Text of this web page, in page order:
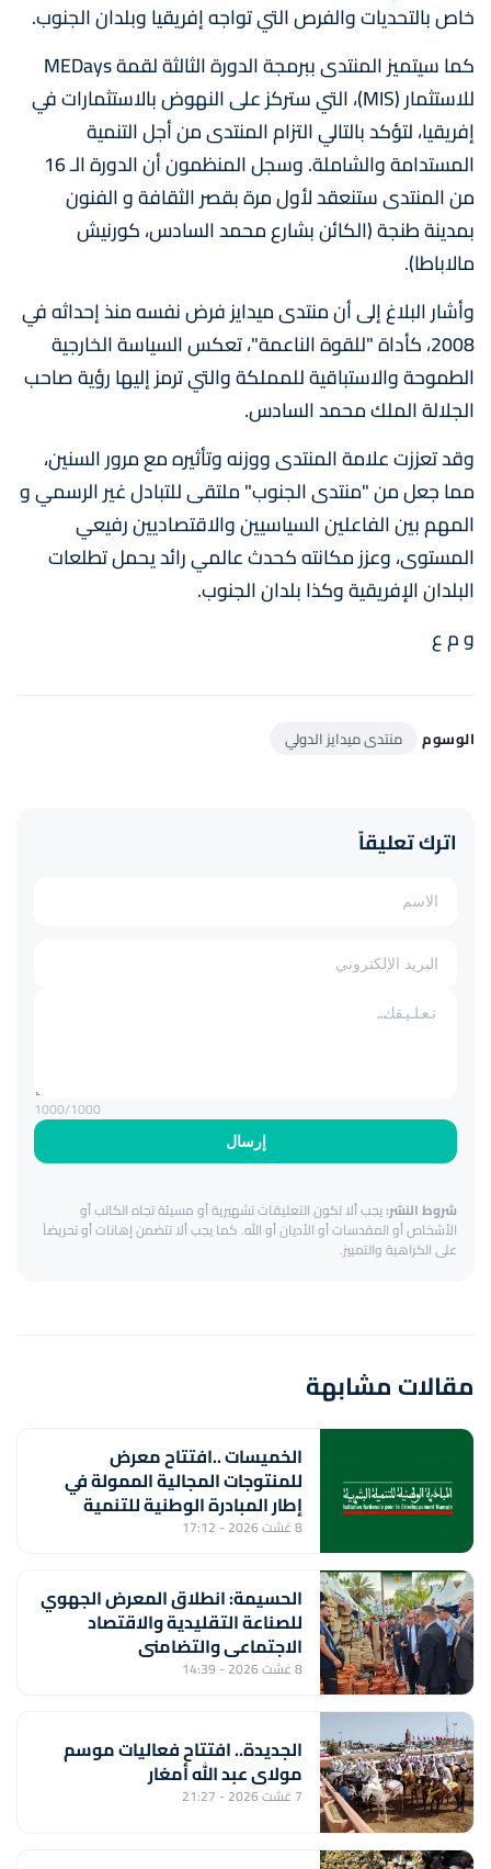
خاص بالتحديات والفرص التي تواجه إفريقيا وبلدان الجنوب.
كما سيتميز المنتدى ببرمجة الدورة الثالثة لقمة MEDays
للاستثمار (MIS)، التي ستركز على النهوض بالاستثمارات في
إفريقيا، لتؤكد بالتالي التزام المنتدى من أجل التنمية
المستدامة والشاملة. وسجل المنظمون أن الدورة الـ 16
من المنتدى ستنعقد لأول مرة بقصر الثقافة و الفنون
بمدينة طنجة (الكائن بشارع محمد السادس، كورنيش
مالاباطا).
وأشار البلاغ إلى أن منتدى ميدايز فرض نفسه منذ إحداثه في
2008، كأداة "للقوة الناعمة"، تعكس السياسة الخارجية
الطموحة والاستباقية للمملكة والتي ترمز إليها رؤية صاحب
الجلالة الملك محمد السادس.
وقد تعززت علامة المنتدى ووزنه وتأثيره مع مرور السنين،
مما جعل من "منتدى الجنوب" ملتقى للتبادل غير الرسمي و
المهم بين الفاعلين السياسيين والاقتصاديين رفيعي
المستوى، وعزز مكانته كحدث عالمي رائد يحمل تطلعات
البلدان الإفريقية وكذا بلدان الجنوب.
و م ع
الوسوم منتدى ميدايز الدولي
اترك تعليقاً
إرسال
1000/1000
شروط النشر:يجب ألا تكون التعليقات تشهيرية أو مسيئة تجاه الكاتب أو
الأشخاص أو المقدسات أو الأديان أو الله. كما يجب ألا تتضمن إهانات أو تحريضاً
على الكراهية والتمييز.
مقالات مشابهة
الخميسات ..افتتاح معرض
للمنتوجات المجالية الممولة في
إطار المبادرة الوطنية للتنمية
البشرية
8 غشت 2026 - 17:12
الحسيمة: انطلاق المعرض الجهوي
للصناعة التقليدية والاقتصاد
الاجتماعي والتضامني
8 غشت 2026 - 14:39
الجديدة.. افتتاح فعاليات موسم
مولاي عبد الله أمغار
7 غشت 2026 - 21:27